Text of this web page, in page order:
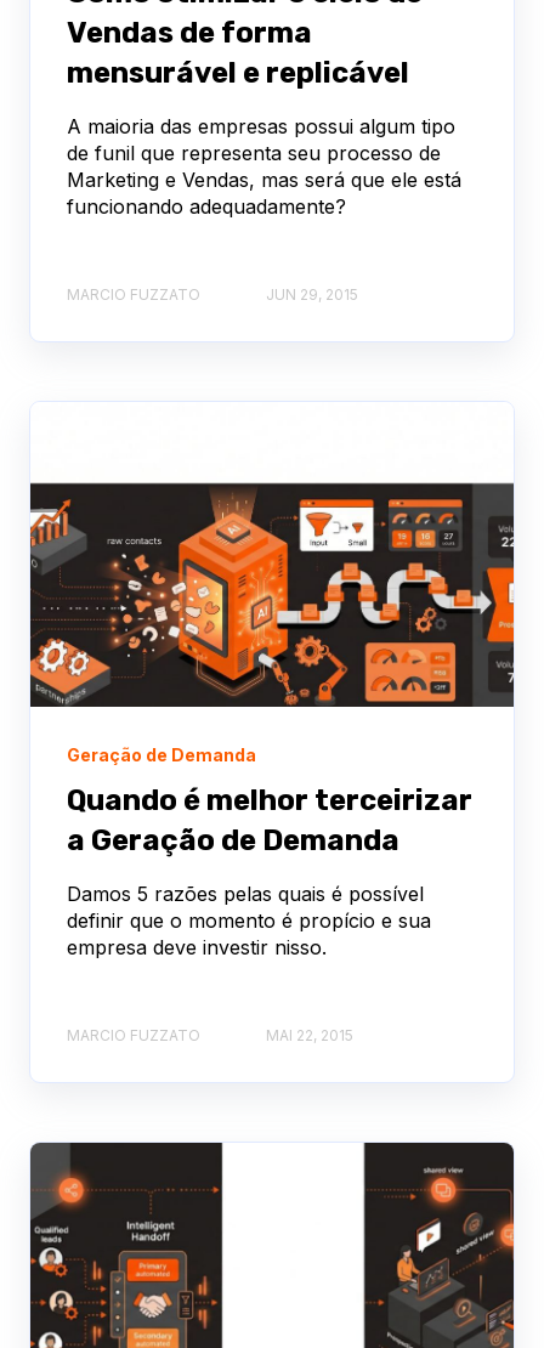
Vendas de forma
mensurável e replicável
A maioria das empresas possui algum tipo
de funil que representa seu processo de
Marketing e Vendas, mas será que ele está
funcionando adequadamente?
MARCIO FUZZATO JUN 29, 2015
Geração de Demanda
Quando é melhor terceirizar
a Geração de Demanda
Damos 5 razões pelas quais é possível
definir que o momento é propício e sua
empresa deve investir nisso.
MARCIO FUZZATO MAI 22, 2015